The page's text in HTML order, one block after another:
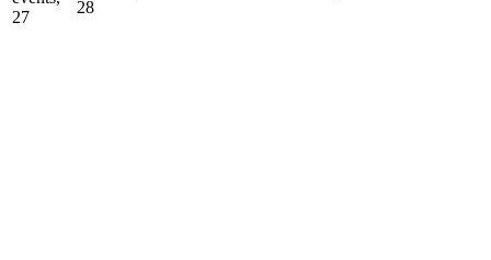
27
28